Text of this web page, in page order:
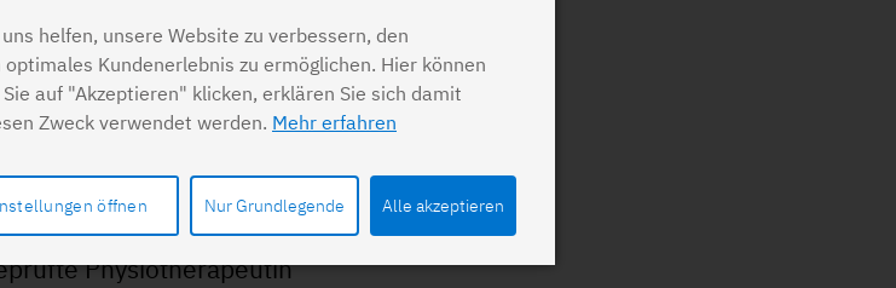
Physiotherapeutin
helfen, unsere Website zu verbessern, den
Kundenerlebnis zu ermöglichen. Hier können
auf "Akzeptieren" klicken, erklären Sie sich damit
Zweck verwendet werden. Mehr erfahren
öffnen Nur Grundlegende Alle akzeptieren